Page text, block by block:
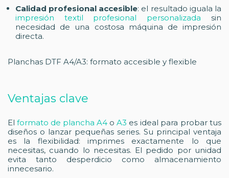
Calidad profesional accesible: el resultado iguala la
impresión textil profesional personalizada sin
necesidad de una costosa máquina de impresión
directa.
Planchas DTF A4/A3: formato accesible y flexible
Ventajas clave
El formato de plancha A4 o A3 es ideal para probar tus
diseños o lanzar pequeñas series. Su principal ventaja
es la flexibilidad: imprimes exactamente lo que
necesitas, cuando lo necesitas. El pedido por unidad
evita tanto desperdicio como almacenamiento
innecesario.